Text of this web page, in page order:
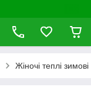
Жіночі теплі